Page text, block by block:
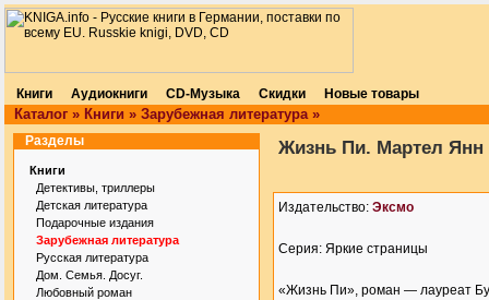
Книги Аудиокниги CD-Музыка Скидки Новые товары
Каталог » Книги » Зарубежная литература»
Разделы
Книги
Детективы, триллеры
Детская литература
Подарочные издания
Зарубежная литература
Русская литература
Дом. Семья. Досуг.
Любовный роман
Жизнь Пи. Мартел Янн
Издательство: Эксмо
Серия: Яркие страницы
«Жизнь Пи», роман — лауреат